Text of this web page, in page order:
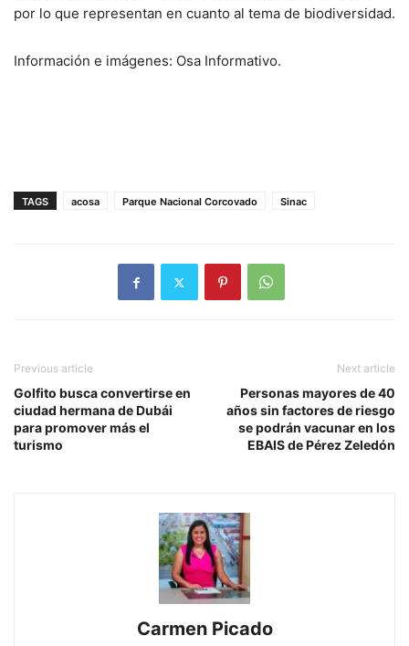
por lo que representan en cuanto al tema de biodiversidad.
Información e imágenes: Osa Informativo.
TAGS acosa Parque Nacional Corcovado Sinac
Previous article
Golfito busca convertirse en
ciudad hermana de Dubái
para promover más el
turismo
Next article
Personas mayores de 40
años sin factores de riesgo
se podrán vacunar en los
EBAIS de Pérez Zeledón
Carmen Picado